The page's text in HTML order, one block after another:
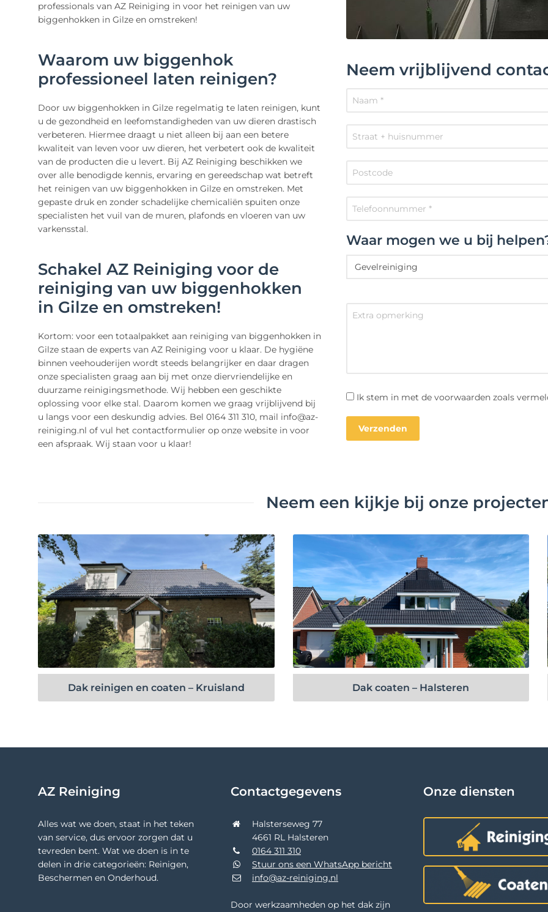
professionals van AZ Reiniging in voor het reinigen van uw
biggenhokken in Gilze en omstreken!
Waarom uw biggenhok
professioneel laten reinigen?
Door uw biggenhokken in Gilze regelmatig te laten reinigen, kunt
u de gezondheid en leefomstandigheden van uw dieren drastisch
verbeteren. Hiermee draagt u niet alleen bij aan een betere
kwaliteit van leven voor uw dieren, het verbetert ook de kwaliteit
van de producten die u levert. Bij AZ Reiniging beschikken we
over alle benodigde kennis, ervaring en gereedschap wat betreft
het reinigen van uw biggenhokken in Gilze en omstreken. Met
gepaste druk en zonder schadelijke chemicaliën spuiten onze
specialisten het vuil van de muren, plafonds en vloeren van uw
varkensstal.
Schakel AZ Reiniging voor de
reiniging van uw biggenhokken
in Gilze en omstreken!
Kortom: voor een totaalpakket aan reiniging van biggenhokken in
Gilze staan de experts van AZ Reiniging voor u klaar. De hygiëne
binnen veehouderijen wordt steeds belangrijker en daar dragen
onze specialisten graag aan bij met onze diervriendelijke en
duurzame reinigingsmethode. Wij hebben een geschikte
oplossing voor elke stal. Daarom komen we graag vrijblijvend bij
u langs voor een deskundig advies. Bel 0164 311 310, mail info@az-
reiniging.nl of vul het contactformulier op onze website in voor
een afspraak. Wij staan voor u klaar!
Neem vrijblijvend
Waar mogen we u bij
Ik stem in met de voorwaarden zoals
Neem een kijkje bij onze
Bekijk project
Dak reinigen en coaten – Kruisland
Bekijk project
Dak coaten – Halsteren
AZ Reiniging
Alles wat we doen, staat in het teken
van service, dus ervoor zorgen dat u
tevreden bent. Wat we doen is in te
delen in drie categorieën: Reinigen,
Beschermen en Onderhoud.
Contactgegevens
Halsterseweg 77
4661 RL Halsteren
0164 311 310
Stuur ons een WhatsApp bericht
info@az-reiniging.nl
Door werkzaamheden op het dak zijn
Onze diensten